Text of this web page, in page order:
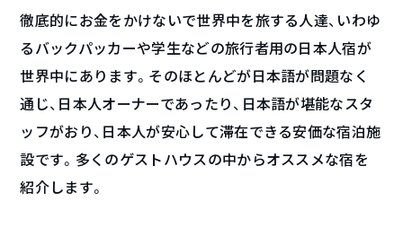
徹底的にお金をかけないで世界中を旅する人達、いわゆ
るバックパッカーや学生などの旅行者用の日本人宿が
世界中にあります。そのほとんどが日本語が問題なく
通じ、日本人オーナーであったり、日本語が堪能なスタ
ッフがおり、日本人が安心して滞在できる安価な宿泊施
設です。多くのゲストハウスの中からオススメな宿を
紹介します。